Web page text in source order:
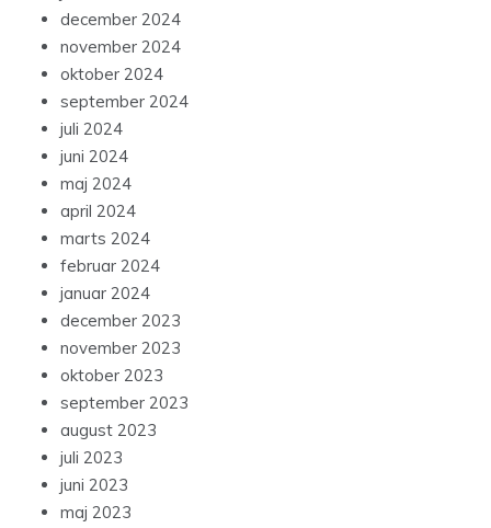
december 2024
november 2024
oktober 2024
september 2024
juli 2024
juni 2024
maj 2024
april 2024
marts 2024
februar 2024
januar 2024
december 2023
november 2023
oktober 2023
september 2023
august 2023
juli 2023
juni 2023
maj 2023